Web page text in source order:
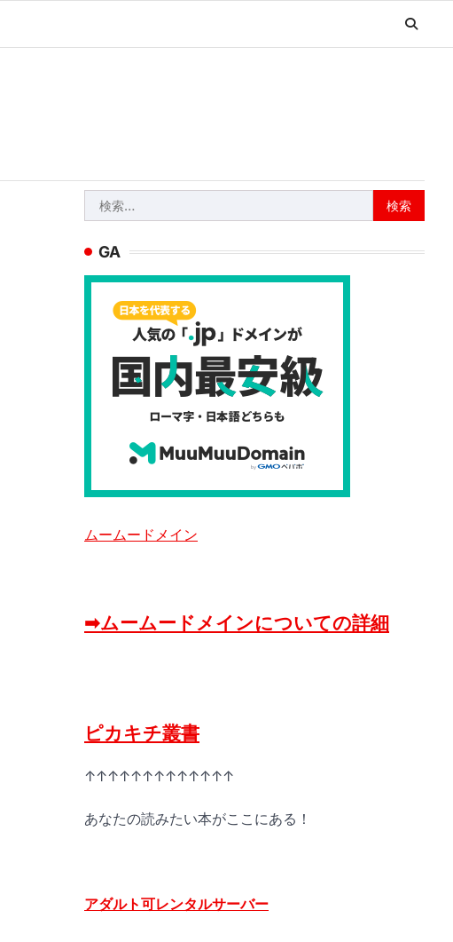
索:
GA
ムームードメイン
➡ムームードメインについての詳細
ピカキチ叢書
↑↑↑↑↑↑↑↑↑↑↑↑↑
あなたの読みたい本がここにある！
アダルト可レンタルサーバー